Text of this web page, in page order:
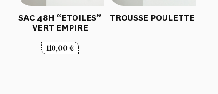
SAC 48H “ETOILES”
VERT EMPIRE
110,00€
TROUSSE POULETTE